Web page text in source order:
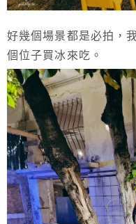
好幾個場景都是必拍，
個位子買冰來吃。